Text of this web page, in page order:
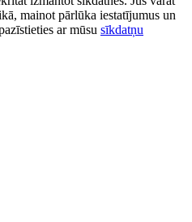
mainot pārlūka iestatījumus un
ar mūsu sīkdatņu